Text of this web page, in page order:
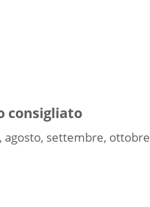
consigliato
agosto, settembre, ottobre